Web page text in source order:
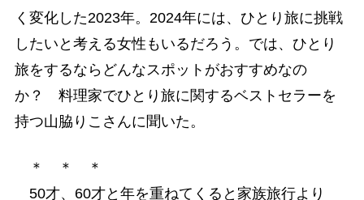
く変化した2023年。2024年には、ひとり旅に挑戦
したいと考える女性もいるだろう。では、ひとり
旅をするならどんなスポットがおすすめなの
か？ 料理家でひとり旅に関するベストセラーを
持つ山脇りこさんに聞いた。
＊ ＊ ＊
50才、60才と年を重ねてくると家族旅行より